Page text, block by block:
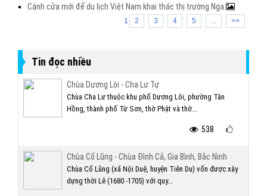
Cánh cửa mới để du lịch Việt Nam khai thác thị trường Nga
1 2 3 4 5 ... >>
Tin đọc nhiều
Chùa Dương Lôi - Cha Lư Tự
Chùa Cha Lư thuộc khu phố Dương Lôi, phường Tân
Hồng, thành phố Từ Sơn, thờ Phật và thờ...
538
Chùa Cổ Lũng - Chùa Đình Cả, Gia Bình, Bắc Ninh
Chùa Cổ Lũng (xã Nội Duệ, huyện Tiên Du) vốn được xây
dựng thời Lê (1680 -1705) với quy...